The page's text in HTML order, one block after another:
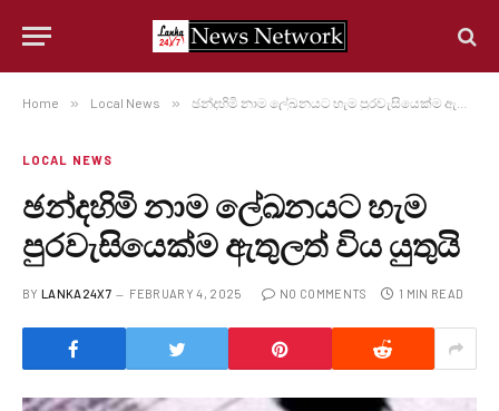
Home » Local News » ඡන්දහිමි නාම ලේඛනයට හැම පුරවැසියෙක්ම ඇතුලත් විය යුතුයි
LOCAL NEWS
ඡන්දහිමි නාම ලේඛනයට හැම
පුරවැසියෙක්ම ඇතුලත් විය යුතුයි
BY LANKA24X7 FEBRUARY 4, 2025 NO COMMENTS 1 MIN READ